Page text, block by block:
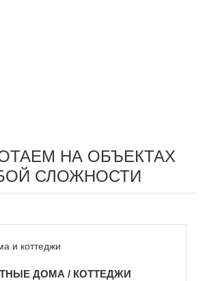
НА ОБЪЕКТАХ
СЛОЖНОСТИ
ДОМА / КОТТЕДЖИ